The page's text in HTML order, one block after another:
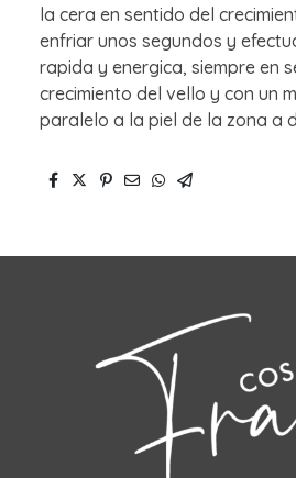
la cera en sentido del
enfriar unos segundos y
rapida y energica, siempre en
crecimiento del vello y con un
paralelo a la piel de la zona a